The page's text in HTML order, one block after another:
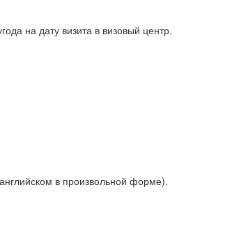
на дату визита в визовый центр.
в произвольной форме).